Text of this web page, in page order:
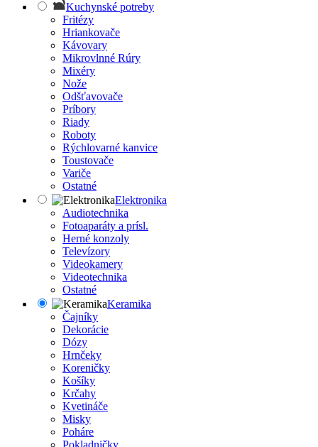
Kuchynské potreby
Fritézy
Hriankovače
Kávovary
Mikrovlnné Rúry
Mixéry
Nože
Odšťavovače
Príbory
Riady
Roboty
Rýchlovarné kanvice
Toustovače
Variče
Ostatné
Elektronika
Audiotechnika
Fotoaparáty a prísl.
Herné konzoly
Televízory
Videokamery
Videotechnika
Ostatné
Keramika
Čajníky
Dekorácie
Dózy
Hrnčeky
Koreničky
Košíky
Krčahy
Kvetináče
Misky
Poháre